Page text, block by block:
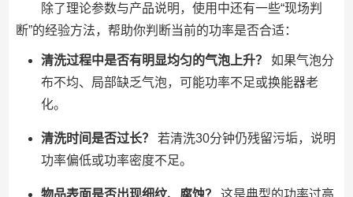
除了理论参数与产品说明，使用中还有一些“现场判
断”的经验方法，帮助你判断当前的功率是否合适：
清洗过程中是否有明显均匀的气泡上升？
如果气泡分
布不均、局部缺乏气泡，可能功率不足或换能器老
化。
清洗时间是否过长？
若清洗30分钟仍残留污垢，说明
功率偏低或功率密度不足。
物品表面是否出现细纹、腐蚀？ 这是典型的功率过高